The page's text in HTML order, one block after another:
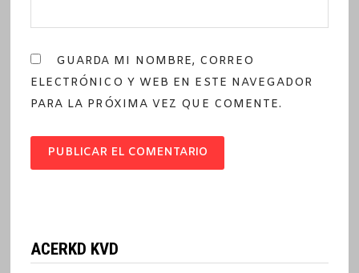
GUARDA MI NOMBRE, CORREO
ELECTRÓNICO Y WEB EN ESTE NAVEGADOR
PARA LA PRÓXIMA VEZ QUE COMENTE.
ACERKD KVD